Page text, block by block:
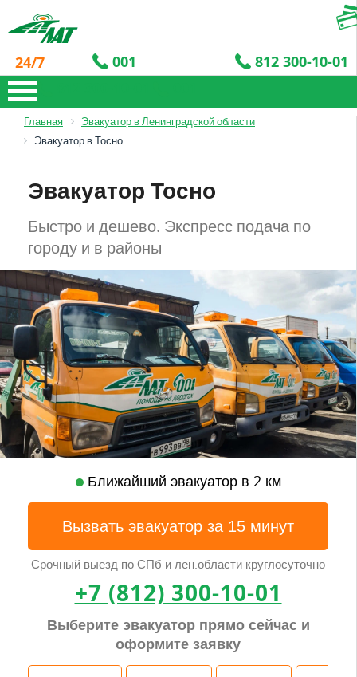
24/7 001
812 300-10-01
Главная
Эвакуатор в Ленинградской области
Эвакуатор в Тосно
Эвакуатор Тосно
Быстро и дешево. Экспресс подача по
городу и в районы
Ближайший эвакуатор в 2 км
Вызвать эвакуатор за 15 минут
Срочный выезд по СПб и лен.области круглосуточно
+7 (812) 300-10-01
Выберите эвакуатор прямо сейчас и
оформите заявку